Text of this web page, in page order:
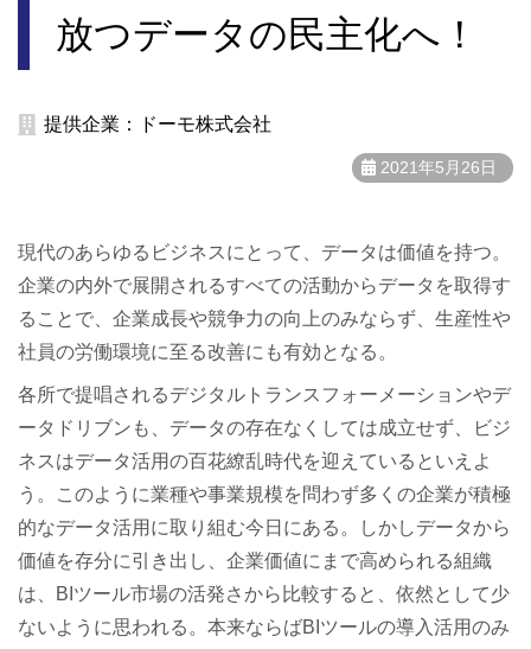
放つデータの民主化へ！
提供企業：ドーモ株式会社
2021年5月26日
現代のあらゆるビジネスにとって、データは価値を持つ。
企業の内外で展開されるすべての活動からデータを取得す
ることで、企業成長や競争力の向上のみならず、生産性や
社員の労働環境に至る改善にも有効となる。
各所で提唱されるデジタルトランスフォーメーションやデ
ータドリブンも、データの存在なくしては成立せず、ビジ
ネスはデータ活用の百花繚乱時代を迎えているといえよ
う。このように業種や事業規模を問わず多くの企業が積極
的なデータ活用に取り組む今日にある。しかしデータから
価値を存分に引き出し、企業価値にまで高められる組織
は、BIツール市場の活発さから比較すると、依然として少
ないように思われる。本来ならばBIツールの導入活用のみ